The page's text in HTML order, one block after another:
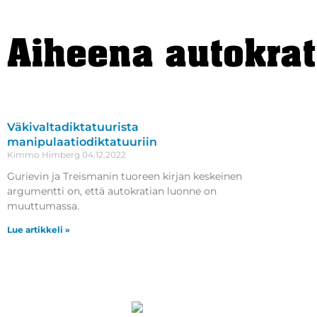
Aiheena
Väkivaltadiktatuurista
manipulaatiodiktatuuriin
Kimmo Himberg 04.12.2022
Gurievin ja Treismanin tuoreen kirjan keskeinen
argumentti on, että autokratian luonne on
muuttumassa.
Lue artikkeli »